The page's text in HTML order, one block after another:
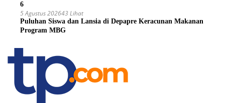
6
5 Agustus 202643 Lihat
Puluhan Siswa dan Lansia di Depapre Keracunan Makanan
Program MBG